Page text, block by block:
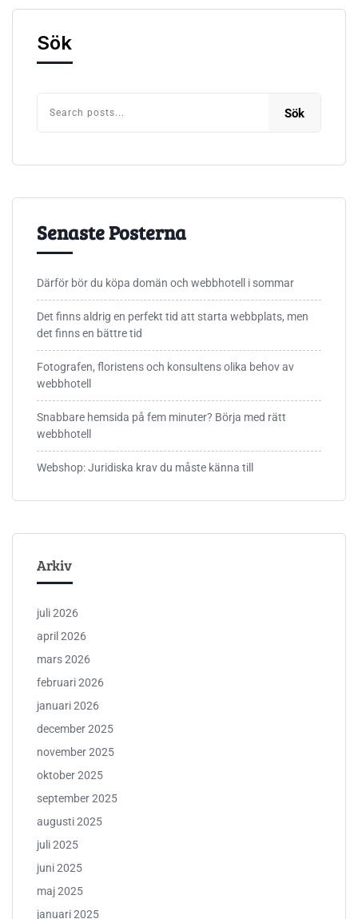
Sök
Sök
Senaste Posterna
Därför bör du köpa domän och webbhotell i sommar
Det finns aldrig en perfekt tid att starta webbplats, men
det finns en bättre tid
Fotografen, floristens och konsultens olika behov av
webbhotell
Snabbare hemsida på fem minuter? Börja med rätt
webbhotell
Webshop: Juridiska krav du måste känna till
Arkiv
juli 2026
april 2026
mars 2026
februari 2026
januari 2026
december 2025
november 2025
oktober 2025
september 2025
augusti 2025
juli 2025
juni 2025
maj 2025
januari 2025